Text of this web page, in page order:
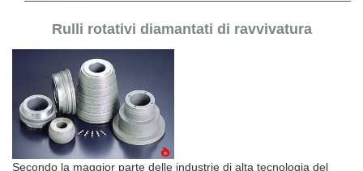
Rulli rotativi diamantati di ravvivatura
Secondo la maggior parte delle industrie di alta tecnologia del